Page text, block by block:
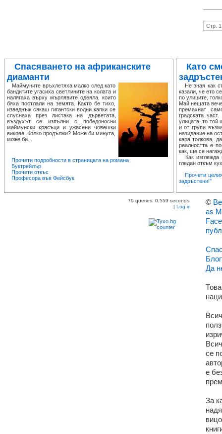
Стр. 1
Спасяването на африканските
диаманти
Маймуните връхлетяха малко след като
бандитите угасиха светлините на колата и
налягаха върху мърлявите одеяла, които
бяха постлали на земята. Както бе тихо,
изведнъж сякаш гигантски водни капки се
спуснаха през листака на дърветата,
въздухът се изпълни с победоносни
маймунски крясъци и ужасени човешки
викове. Колко продължи? Може би минута,
може би...
Прочети подробности в страницата на романа
Буктрейлър
Прочети откъс
Професора във Фейсбук
Като
Не зная как
казали, че ето
по улиците,
Май нещата
премахнат
градската
улицата, то той
и от групи
назидание на
кара толкова,
реалността е
как, ще се
Как изглежда
гледан откъм
Прочети
задръстени!"
79 queries. 0.559 seconds.
| Log in
©
as
Да
се
е
За